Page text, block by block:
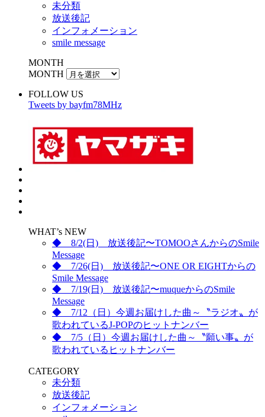
未分類
放送後記
インフォメーション
smile message
MONTH
MONTH
FOLLOW US
Tweets by bayfm78MHz
WHAT’s NEW
◆ 8/2(日) 放送後記〜TOMOOさんからのSmile
Message
◆ 7/26(日) 放送後記〜ONE OR EIGHTからの
Smile Message
◆ 7/19(日) 放送後記〜muqueからのSmile
Message
◆ 7/12（日）今週お届けした曲～〝ラジオ〟が
歌われているJ-POPのヒットナンバー
◆ 7/5（日）今週お届けした曲～〝願い事〟が
歌われているヒットナンバー
CATEGORY
未分類
放送後記
インフォメーション